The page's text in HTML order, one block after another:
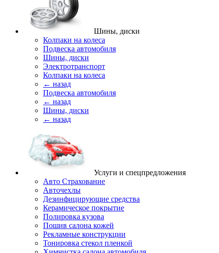
Шины, диски
Колпаки на колеса
Подвеска автомобиля
Шины, диски
Электротранспорт
Колпаки на колеса
← назад
Подвеска автомобиля
← назад
Шины, диски
← назад
Услуги и спецпредложения
Авто Страхование
Авточехлы
Дезинфицирующие средства
Керамическое покрытие
Полировка кузова
Пошив салона кожей
Рекламные конструкции
Тонировка стекол пленкой